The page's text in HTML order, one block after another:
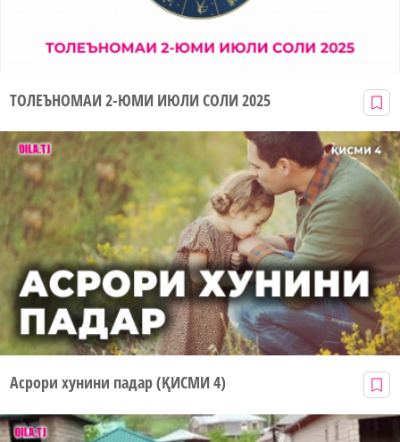
ТОЛЕЪНОМАИ 2-ЮМИ ИЮЛИ СОЛИ 2025
Асрори хунини падар (ҚИСМИ 4)